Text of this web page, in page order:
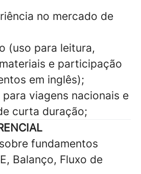
no mercado de
(uso para leitura,
e participação
em inglês);
viagens nacionais e
curta duração;
fundamentos
Balanço, Fluxo de